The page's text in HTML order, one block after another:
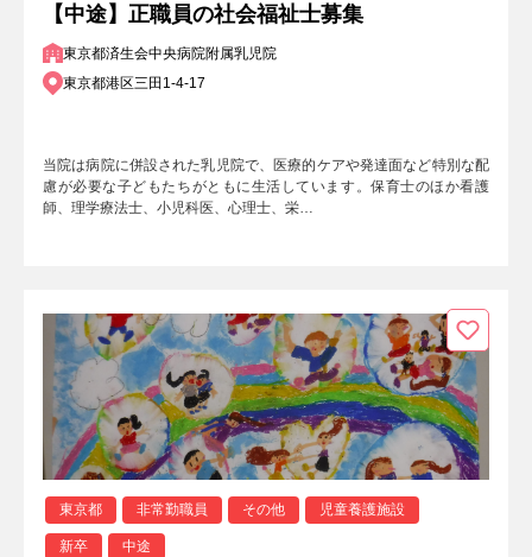
【中途】正職員の社会福祉士募集
東京都済生会中央病院附属乳児院
東京都港区三田1-4-17
当院は病院に併設された乳児院で、医療的ケアや発達面など特別な配
慮が必要な子どもたちがともに生活しています。保育士のほか看護
師、理学療法士、小児科医、心理士、栄…
東京都 非常勤職員 その他 児童養護施設
新卒 中途